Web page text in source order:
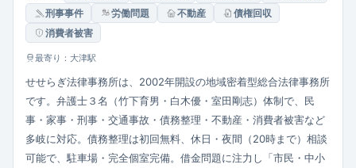
刑事事件
労働問題 不動産
債権回収
消費者被害
最寄り：大津駅
せせらぎ法律事務所は、2002年開設の地域密着型総合法律事務所
です。弁護士３名（竹下育男・白木優・室田剛志）体制で、民
事・家事・刑事・交通事故・債務整理・不動産・消費者被害など
多岐に対応。債務整理は初回無料、休日・夜間（20時まで）相談
可能で、駐車場・完全個室完備。借金問題に注力し「市民・中小